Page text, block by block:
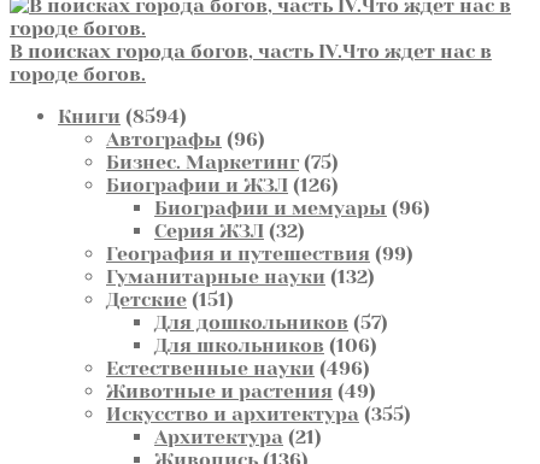
В поисках города богов, часть IV.Что ждет нас в
городе богов.
Книги 85948594
товара
Автографы 9696
товаров
Бизнес. Маркетинг 7575
товаров
Биографии и ЖЗЛ 126126
товаров
Биографии и мемуары 9696
Серия ЖЗЛ 3232
товара
География и путешествия 9999
Гуманитарные науки 132132
Детские 151151
товар
Для дошкольников 5757
Для школьников 106106
Естественные науки 496496
товаров
Животные и растения 4949
товаров
Искусство и архитектура 355355
Архитектура 2121
136